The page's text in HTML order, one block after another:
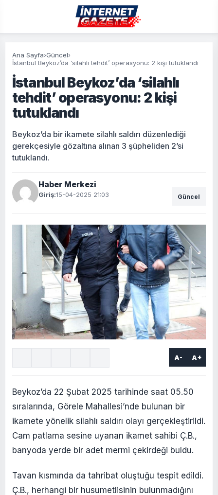
Ana Sayfa›Güncel›
İstanbul Beykoz’da ‘silahlı tehdit’ operasyonu: 2 kişi tutuklandı
İstanbul Beykoz’da ‘silahlı
tehdit’ operasyonu: 2 kişi
tutuklandı
Beykoz’da bir ikamete silahlı saldırı düzenlediği
gerekçesiyle gözaltına alınan 3 şüpheliden 2’si
tutuklandı.
Haber Merkezi
Giriş:15-04-2025 21:03 Güncel
A- A+
Beykoz’da 22 Şubat 2025 tarihinde saat 05.50
sıralarında, Görele Mahallesi’nde bulunan bir
ikamete yönelik silahlı saldırı olayı gerçekleştirildi.
Cam patlama sesine uyanan ikamet sahibi Ç.B.,
banyoda yerde bir adet mermi çekirdeği buldu.
Tavan kısmında da tahribat oluştuğu tespit edildi.
Ç.B., herhangi bir husumetlisinin bulunmadığını